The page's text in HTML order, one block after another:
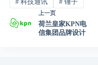
#科技通讯 #锤子
上一页
荷兰皇家KPN电
信集团品牌设计